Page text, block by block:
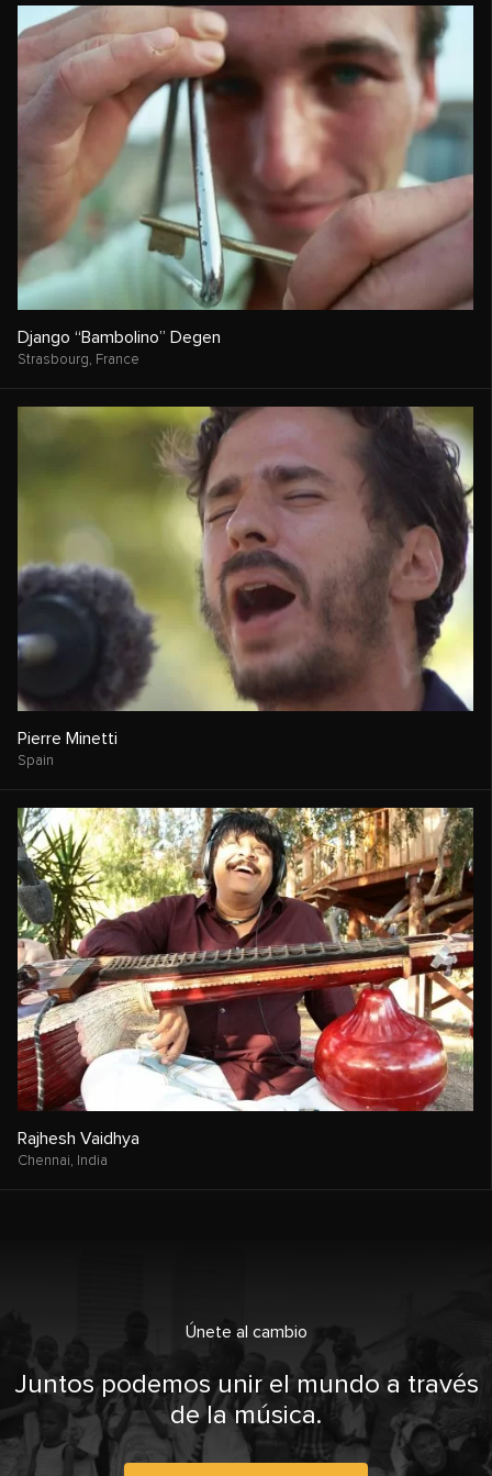
Django “Bambolino” Degen
Strasbourg, France
Pierre Minetti
Spain
Rajhesh Vaidhya
Chennai, India
Únete al cambio
Juntos podemos unir el mundo a través
de la música.